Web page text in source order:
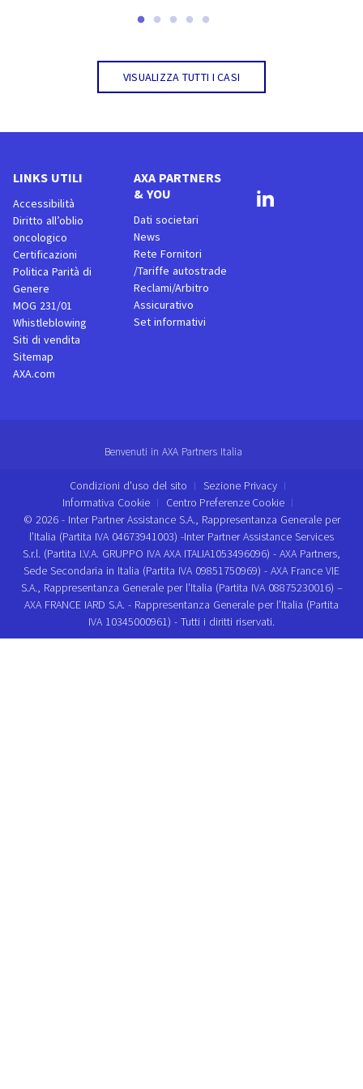
Visualizza tutti i casi
LINKS UTILI
Accessibilità
Diritto all’oblio
oncologico
Certificazioni
Politica Parità di
Genere
MOG 231/01
Whistleblowing
Siti di vendita
Sitemap
AXA.com
AXA PARTNERS
& YOU
Dati societari
News
Rete Fornitori
/Tariffe autostrade
Reclami/Arbitro
Assicurativo
Set informativi
Benvenuti in AXA Partners Italia
Condizioni d'uso del sito
Sezione Privacy
Informativa Cookie
Centro Preferenze Cookie
© 2026 - Inter Partner Assistance S.A., Rappresentanza Generale per
l’Italia (Partita IVA 04673941003) -Inter Partner Assistance Services
S.r.l. (Partita I.V.A. GRUPPO IVA AXA ITALIA1053496096) - AXA Partners,
Sede Secondaria in Italia (Partita IVA 09851750969) - AXA France VIE
S.A., Rappresentanza Generale per l’Italia (Partita IVA 08875230016) –
AXA FRANCE IARD S.A. - Rappresentanza Generale per l’Italia (Partita
IVA 10345000961) - Tutti i diritti riservati.